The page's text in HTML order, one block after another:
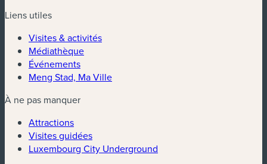
Liens utiles
Visites & activités
Médiathèque
Événements
Meng Stad, Ma Ville
À ne pas manquer
Attractions
Visites guidées
Luxembourg City Underground